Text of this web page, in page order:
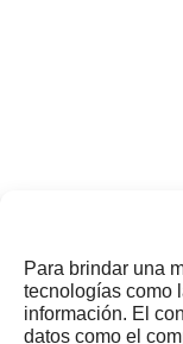
Para brindar una
tecnologías como
información. El
datos como el
¿Nos invitas a